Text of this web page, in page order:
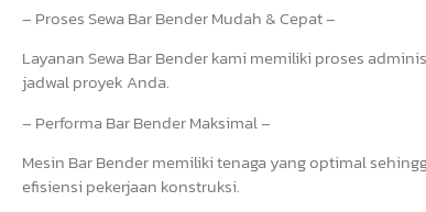
– Proses Sewa Bar Bender Mudah & Cepat –
Layanan Sewa Bar Bender kami memiliki proses
jadwal proyek Anda.
– Performa Bar Bender Maksimal –
Mesin Bar Bender memiliki tenaga yang optimal
efisiensi pekerjaan konstruksi.